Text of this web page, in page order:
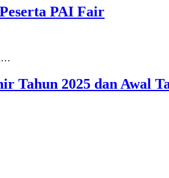
PAI Fair
Tahun 2025 dan Awal